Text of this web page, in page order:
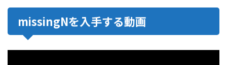
missingNを入手する動画